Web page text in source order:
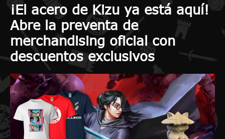
¡El acero de Kizu ya está aquí!
Abre la preventa de
merchandising oficial con
descuentos exclusivos